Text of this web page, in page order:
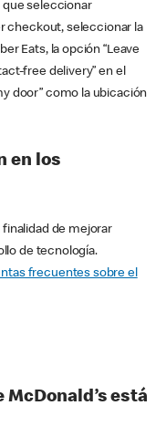
que seleccionar
checkout, seleccionar la
Eats, la opción “Leave
free delivery” en el
door” como la ubicación
en los
de mejorar
de tecnología.
frecuentes sobre el
está